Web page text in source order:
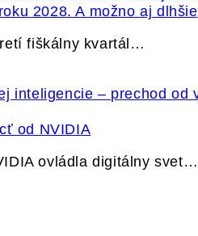
2028. A možno aj dlhšie
fiškálny kvartál…
od NVIDIA
ovládla digitálny svet…